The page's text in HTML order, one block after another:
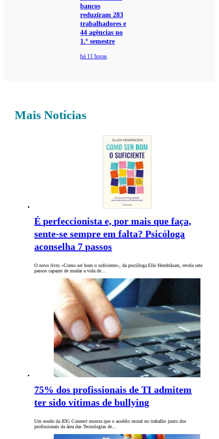
bancos
reduziram 283
trabalhadores e
44 agências no
1.º semestre
há 11 horas
Mais Notícias
É perfeccionista e, por mais que faça,
sente-se sempre em falta? Psicóloga
aconselha 7 passos
O novo livro «Como ser bom o suficiente», da psicóloga Elle Hendriksen, revela sete
passos capazes de mudar a vida de…
75% dos profissionais de TI admitem
ter sido vítimas de bullying
Um esudo da IDG Connect mostra que o assédio moral no trabalho junto dos
profissionais da área das Tecnologias de…